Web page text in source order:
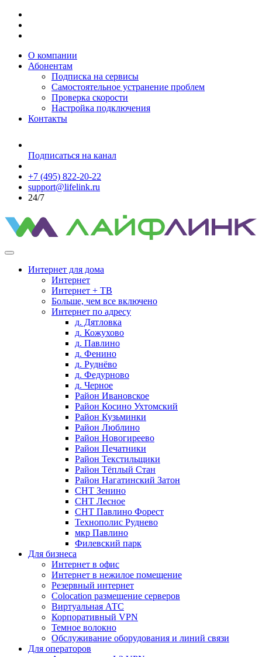
О компании
Абонентам
Подписка на сервисы
Самостоятельное устранение проблем
Проверка скорости
Настройка подключения
Контакты
Подписаться на канал
+7 (495) 822-20-22
support@lifelink.ru
24/7
Интернет для дома
Интернет
Интернет + ТВ
Больше, чем все включено
Интернет по адресу
д. Дятловка
д. Кожухово
д. Павлино
д. Фенино
д. Руднёво
д. Федурново
д. Черное
Район Ивановское
Район Косино Ухтомский
Район Кузьминки
Район Люблино
Район Новогиреево
Район Печатники
Район Текстильщики
Район Тёплый Стан
Район Нагатинский Затон
СНТ Зенино
СНТ Лесное
СНТ Павлино Форест
Технополис Руднево
мкр Павлино
Филевский парк
Для бизнеса
Интернет в офис
Интернет в нежилое помещение
Резервный интернет
Colocation размещение серверов
Виртуальная АТС
Корпоративный VPN
Темное волокно
Обслуживание оборудования и линий связи
Для операторов